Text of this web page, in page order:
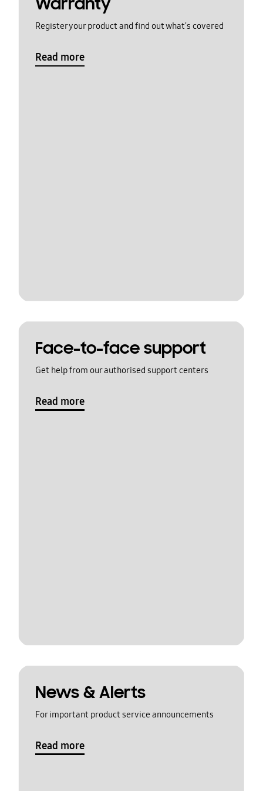
Register your product and find out what's covered
Read more
Face-to-face support
Get help from our authorised support centers
Read more
News & Alerts
For important product service announcements
Read more